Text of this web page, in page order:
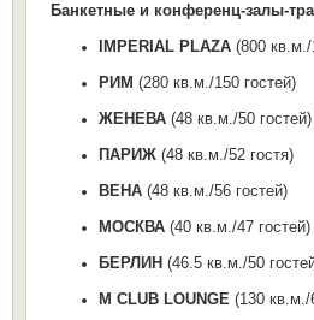
Банкетные и конференц-залы-
IMPERIAL PLAZA (800 кв.м./
РИМ (280 кв.м./150 гостей)
ЖЕНЕВА (48 кв.м./50 гостей)
ПАРИЖ (48 кв.м./52 гостя)
ВЕНА (48 кв.м./56 гостей)
МОСКВА (40 кв.м./47 гостей)
БЕРЛИН (46.5 кв.м./50
M CLUB LOUNGE (130 кв.м./